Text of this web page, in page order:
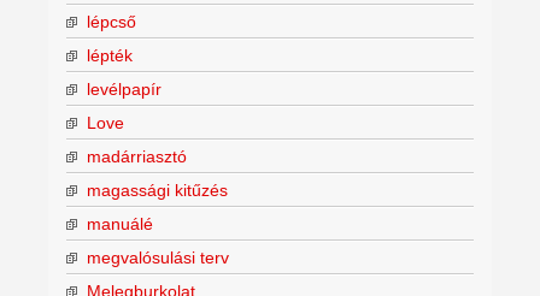
lépcső
lépték
levélpapír
Love
madárriasztó
magassági kitűzés
manuálé
megvalósulási terv
Melegburkolat